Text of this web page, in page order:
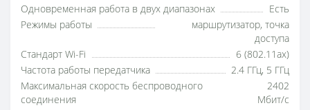
Одновременная работа в двух диапазонах
Есть
Режимы работы
маршрутизатор, точка
доступа
Стандарт Wi-Fi
6 (802.11ax)
Частота работы передатчика
2.4 ГГц, 5 ГГц
Максимальная скорость беспроводного
соединения
2402
Мбит/с